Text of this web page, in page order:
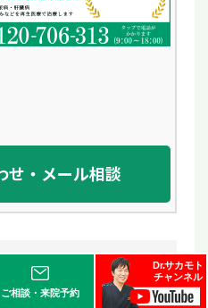
ご相談・来院予約
Dr.サカモト
チャンネル
せ・メール相談